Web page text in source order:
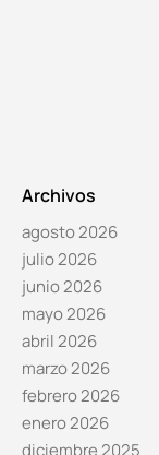
Archivos
agosto 2026
julio 2026
junio 2026
mayo 2026
abril 2026
marzo 2026
febrero 2026
enero 2026